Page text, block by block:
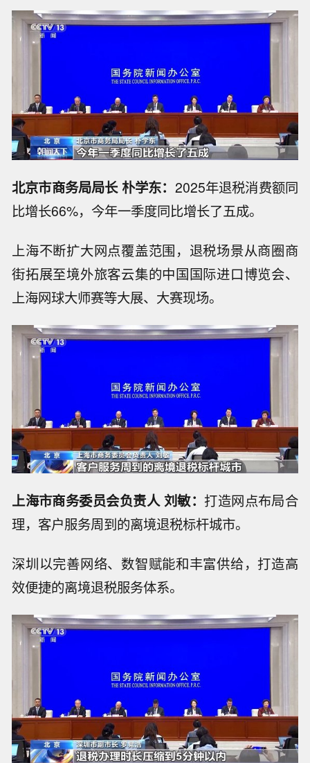
北京市商务局局长 朴学东： 2025年退税消费额同
比增长66%，今年一季度同比增长了五成。
上海不断扩大网点覆盖范围，退税场景从商圈商
街拓展至境外旅客云集的中国国际进口博览会、
上海网球大师赛等大展、大赛现场。
上海市商务委员会负责人 刘敏：打造网点布局合
理，客户服务周到的离境退税标杆城市。
深圳以完善网络、数智赋能和丰富供给，打造高
效便捷的离境退税服务体系。